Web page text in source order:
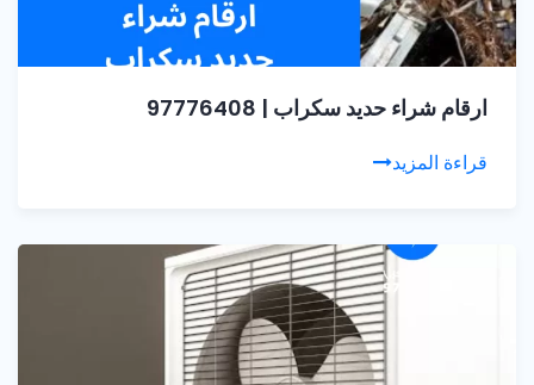
ارقام شراء حديد سكراب | 97776408
قراءة المزيد